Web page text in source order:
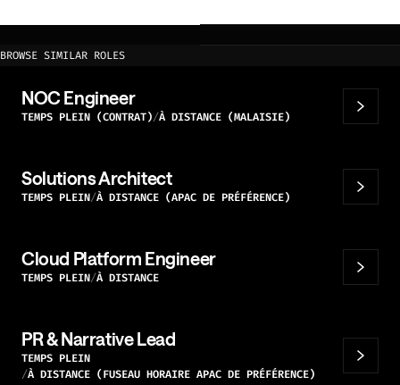
BROWSE SIMILAR ROLES
NOC Engineer
TEMPS PLEIN (CONTRAT) À DISTANCE (MALAISIE)
Solutions Architect
TEMPS PLEIN À DISTANCE (APAC DE PRÉFÉRENCE)
Cloud Platform Engineer
TEMPS PLEIN À DISTANCE
PR & Narrative Lead
TEMPS PLEIN
À DISTANCE (FUSEAU HORAIRE APAC DE PRÉFÉRENCE)